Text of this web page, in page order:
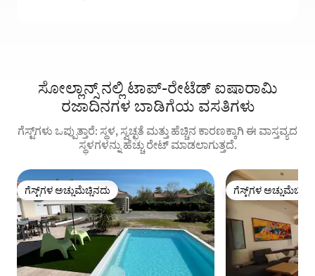
ಸೋಲ್ಲಾನ್ಸ್ ನಲ್ಲಿ ಟಾಪ್-ರೇಟೆಡ್ ಐಷಾರಾಮಿ
ರಜಾದಿನಗಳ ಬಾಡಿಗೆಯ ವಸತಿಗಳು
ಗೆಸ್ಟ್‌ಗಳು ಒಪ್ಪುತ್ತಾರೆ: ಸ್ಥಳ, ಸ್ವಚ್ಛತೆ ಮತ್ತು ಹೆಚ್ಚಿನ ಕಾರಣಕ್ಕಾಗಿ ಈ ವಾಸ್ತವ್ಯದ
ಸ್ಥಳಗಳನ್ನು ಹೆಚ್ಚು ರೇಟ್ ಮಾಡಲಾಗುತ್ತದೆ.
ಗೆಸ್ಟ್‌ಗಳ ಅಚ್ಚುಮೆಚ್ಚಿನದು
ಗೆಸ್ಟ್‌ಗಳ ಅಚ್ಚುಮೆಚ್ಚಿನದು ಗೆಸ್ಟ್‌ಗಳ
ಗೆಸ್ಟ್‌ಗಳ